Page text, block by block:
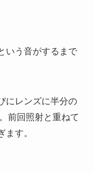
いう音がするまで
に レンズに半分の
前回照射と重ねて
す。